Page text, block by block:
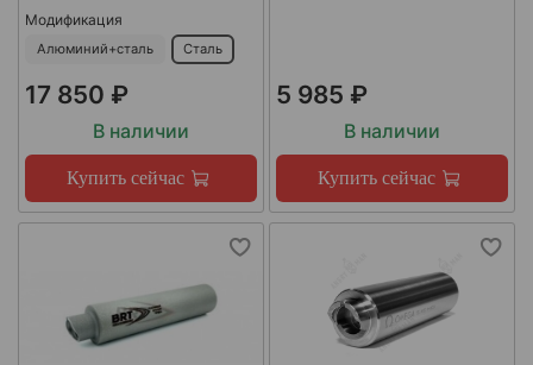
Модификация
Алюминий+сталь Сталь
17 850 ₽
В наличии
Купить сейчас
5 985 ₽
В наличии
Купить сейчас